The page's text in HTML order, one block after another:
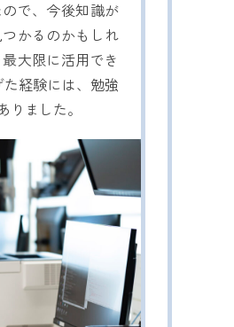
で、今後知識が
かるのかもしれ
大限に活用でき
経験には、勉強
ました。